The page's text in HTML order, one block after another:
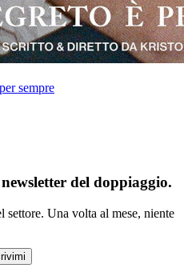
sempre
del doppiaggio.
settore. Una volta al mese, niente